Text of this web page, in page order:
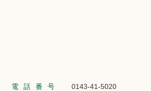
電話番号
0143-41-5020